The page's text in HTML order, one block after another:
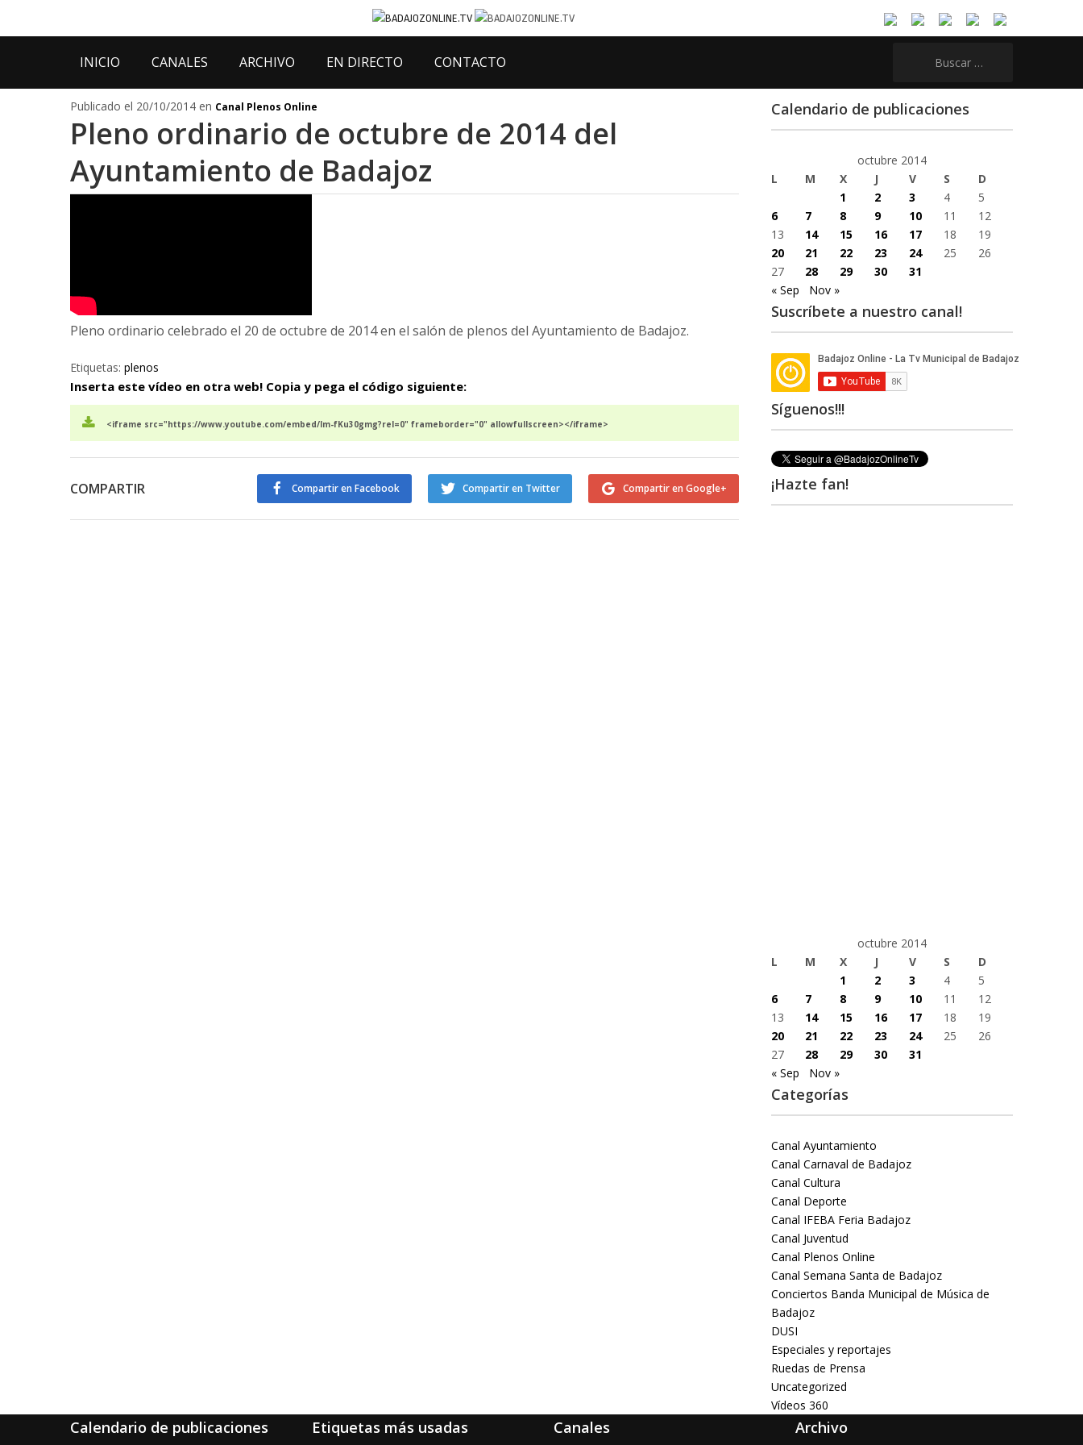
INICIO CANALES ARCHIVO EN DIRECTO CONTACTO
Publicado el 20/10/2014 en Canal Plenos Online
Pleno ordinario de octubre de 2014 del
Ayuntamiento de Badajoz
Pleno ordinario celebrado el 20 de octubre de 2014 en el salón de plenos del Ayuntamiento de Badajoz.
Etiquetas: plenos
Inserta este vídeo en otra web! Copia y pega el código siguiente:
<iframe src="https://www.youtube.com/embed/Im-fKu30gmg?rel=0" frameborder="0" allowfullscreen></iframe>
COMPARTIR Compartir en Google+
Compartir en Twitter
Compartir en Facebook
Calendario de publicaciones
octubre 2014
L
M X J V S
D
1
2 3 4
5
6
7 8 9 10 11
12
13
14 15 16 17 18
19
20
21 22 23 24 25
26
27
28 29 30
31
« Sep
Nov »
Suscríbete a nuestro canal!
Síguenos!!!
¡Hazte fan!
octubre 2014
L
M X J V S
D
1
2 3 4
5
6
7 8 9 10 11
12
13
14 15 16 17 18
19
20
21 22 23 24 25
26
27
28 29 30
31
« Sep
Nov »
Categorías
Canal Ayuntamiento
Canal Carnaval de Badajoz
Canal Cultura
Canal Deporte
Canal IFEBA Feria Badajoz
Canal Juventud
Canal Plenos Online
Canal Semana Santa de Badajoz
Conciertos Banda Municipal de Música de
Badajoz
DUSI
Especiales y reportajes
Ruedas de Prensa
Uncategorized
Vídeos 360
Calendario de publicaciones Etiquetas más usadas Canales Archivo